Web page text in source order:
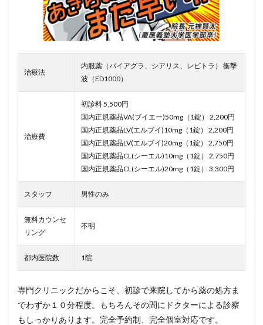
治療法
内服薬（バイアグラ、シアリス、レビトラ） 衝撃
波（ED1000）
治療費
初診料 5,500円
国内正規薬品VA(ブイエー)50mg（1錠） 2,200円
国内正規薬品LV(エルブイ)10mg（1錠） 2,200円
国内正規薬品LV(エルブイ)20mg（1錠） 2,750円
国内正規薬品CL(シーエル)10mg（1錠） 2,750円
国内正規薬品CL(シーエル)20mg（1錠） 3,300円
スタッフ 男性のみ
無料カウンセ
リング
不明
都内医院数 1院
専門クリニックだからこそ、初診で来院してから薬の処方ま
でわずか１０分程度。もちろんその間にドクターによる診察
もしっかりあります。完全予約制、完全個室対応です。